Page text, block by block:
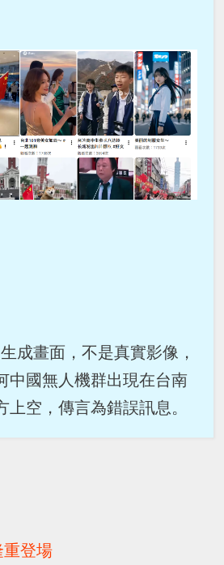
成畫面，不是真實影像，
中國無人機群出現在台南
上空，傳言為錯誤訊息。
重登場